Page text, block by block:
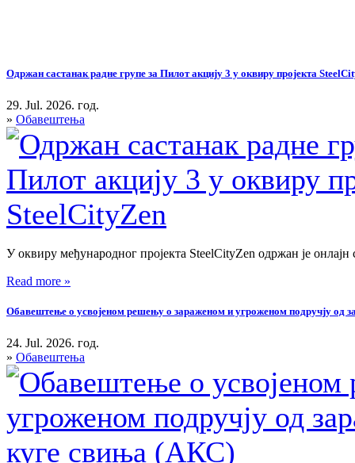
Одржан састанак радне групе за Пилот акцију 3 у оквиру пројекта
29. Jul. 2026. год.
» Обавештења
У оквиру међународног пројекта SteelCityZen одржан је
Read more »
Обавештење о усвојеном решењу о зараженом и угроженом подручју од
24. Jul. 2026. год.
» Обавештења